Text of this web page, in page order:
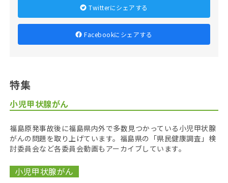
Twitterにシェアする
Facebookにシェアする
特集
小児甲状腺がん
福島原発事故後に福島県内外で多数見つかっている小児甲状腺
がんの問題を取り上げています。福島県の「県民健康調査」検
討委員会など各委員会動画もアーカイブしています。
小児甲状腺がん